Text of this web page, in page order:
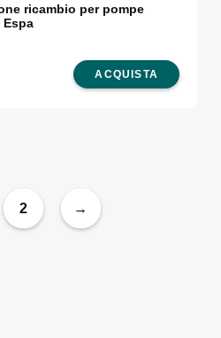
ricambio per pompe
Espa
ACQUISTA
2 →